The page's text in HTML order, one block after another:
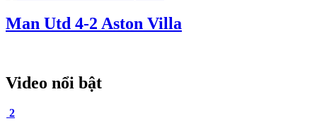
Man Utd 4-2 Aston Villa
Video nổi bật
2